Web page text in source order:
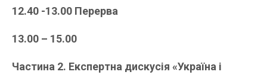
12.40 -13.00 Перерва
13.00 – 15.00
Частина 2. Експертна дискусія «Україна і